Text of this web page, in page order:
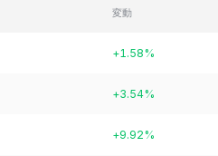
変動
+1.58%
+3.54%
+9.92%